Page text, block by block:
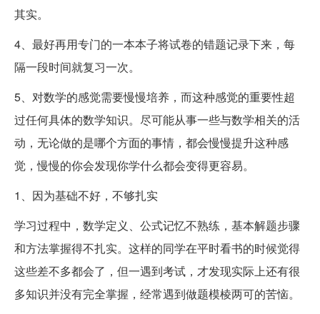
其实。
4、最好再用专门的一本本子将试卷的错题记录下来，每
隔一段时间就复习一次。
5、对数学的感觉需要慢慢培养，而这种感觉的重要性超
过任何具体的数学知识。尽可能从事一些与数学相关的活
动，无论做的是哪个方面的事情，都会慢慢提升这种感
觉，慢慢的你会发现你学什么都会变得更容易。
1、因为基础不好，不够扎实
学习过程中，数学定义、公式记忆不熟练，基本解题步骤
和方法掌握得不扎实。这样的同学在平时看书的时候觉得
这些差不多都会了，但一遇到考试，才发现实际上还有很
多知识并没有完全掌握，经常遇到做题模棱两可的苦恼。